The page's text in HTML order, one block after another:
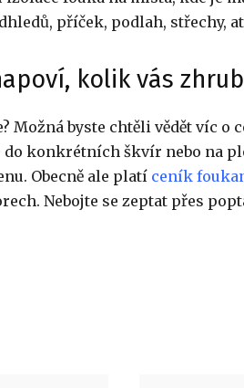
příček, podlah, střechy,
kolik vás
Možná byste chtěli vědět víc o
konkrétních škvír nebo na
Obecně ale platí ceník
Nebojte se zeptat přes